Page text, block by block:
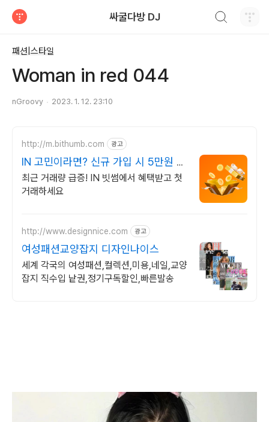
싸굴다방 DJ
패션|스타일
Woman in red 044
nGroovy 2023. 1. 12. 23:10
http://m.bithumb.com 광고
IN 고민이라면? 신규 가입 시 5만원 혜
택
최근 거래량 급증! IN 빗썸에서 혜택받고 첫
거래하세요
http://www.designnice.com 광고
여성패션교양잡지 디자인나이스
세계 각국의 여성패션,컬렉션,미용,네일,교양
잡지 직수입 낱권,정기구독할인,빠른발송